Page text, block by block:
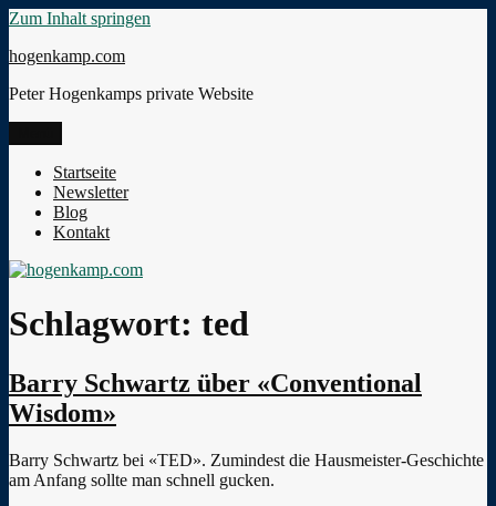
Zum Inhalt springen
hogenkamp.com
Peter Hogenkamps private Website
Startseite
Newsletter
Blog
Kontakt
Schlagwort: ted
Barry Schwartz über «Conventional
Wisdom»
Barry Schwartz bei «TED». Zumindest die Hausmeister-Geschichte
am Anfang sollte man schnell gucken.